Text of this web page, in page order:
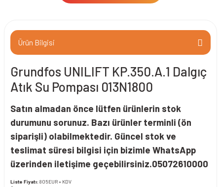
Ürün Bilgisi
Grundfos UNILIFT KP.350.A.1 Dalgıç
Atık Su Pompası 013N1800
Satın almadan önce lütfen ürünlerin stok
durumunu sorunuz. Bazı ürünler terminli (ön
siparişli) olabilmektedir. Güncel stok ve
teslimat süresi bilgisi için bizimle WhatsApp
üzerinden iletişime geçebilirsiniz.05072610000
Liste Fiyatı: 805EUR + KDV